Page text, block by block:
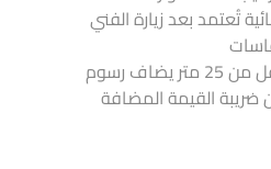
تُعتمد بعد زيارة الفني
اذا كانت الكمية أقل من 25 متر يضاف رسوم